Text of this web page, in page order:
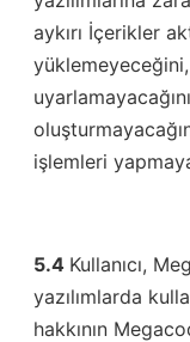
aykırı İçerikler
işlemleri
5.4 Kullanıcı,
yazılımlarda
hakkının